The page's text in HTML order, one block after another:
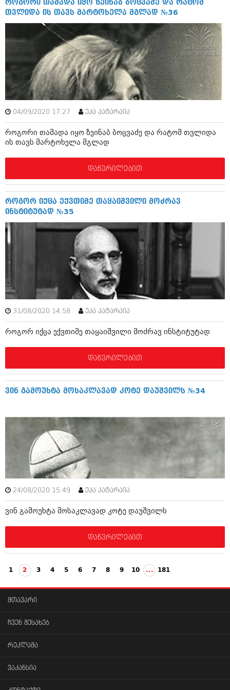
აპრილი 2012 (294)
თებერვალი 2012 (376)
იანვარი 2012 (322)
ნოემბერი 2011 (471)
ოქტომბერი 2011 (754)
სექტემბერი 2011 (407)
აგვისტო 2011 (249)
ივლისი 2011 (400)
ივნისი 2011 (438)
მაისი 2011 (415)
აპრილი 2011 (294)
მარტი 2011 (654)
თებერვალი 2011 (329)
დეკემბერი 2010 (881)
ნოემბერი 2010 (422)
ოქტომბერი 2010 (341)
სექტემბერი 2010 (449)
აგვისტო 2010 (461)
ივლისი 2010 (556)
ივნისი 2010 (685)
მაისი 2010 (232)
აპრილი 2010 (229)
მარტი 2010 (454)
თებერვალი 2010 (421)
იანვარი 2010 (422)
დეკემბერი 2009 (510)
სექტემბერი 2009 (541)
აგვისტო 2009 (14)
ივლისი 2009 (118)
თებერვალი 0216 (1)
დეკემბერი 0215 (1)
აგვისტო 0215 (2)
ნოემბერი 0201 (1)
როგორი თამადა იყო ზეინაბ ბოცვაძე და რატომ
თვლიდა ის თავს მარტოხელა მგლად №36
04/09/2020 17:27 ეკა პატარაია
როგორი თამადა იყო ზეინაბ ბოცვაძე და რატომ თვლიდა
ის თავს მარტოხელა მგლად
დაწვრილებით
როგორ იქცა ექვთიმე თაყაიშვილი მოძრავ
ინსტიტუტად №35
31/08/2020 14:58 ეკა პატარაია
როგორ იქცა ექვთიმე თაყაიშვილი მოძრავ ინსტიტუტად
დაწვრილებით
ვინ გამოუხტა მოსაკლავად კოტე დაუშვილს №34
24/08/2020 15:49 ეკა პატარაია
ვინ გამოუხტა მოსაკლავად კოტე დაუშვილს
დაწვრილებით
1 2 3 4 5 6 7 8 9 10 ... 181
მთავარი
ჩვენ შესახებ
რეკლამა
ვაკანსია